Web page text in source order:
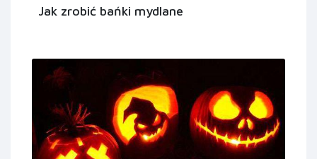
Jak zrobić bańki mydlane